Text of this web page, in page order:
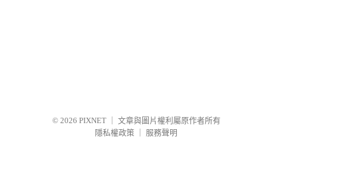
© 2026 PIXNET
文章與圖片權利屬原作者所有
隱私權政策
服務聲明